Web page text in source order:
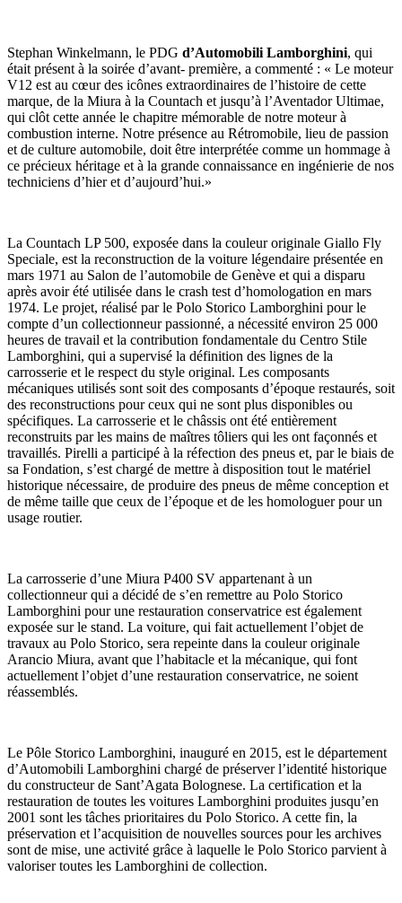
Stephan Winkelmann, le PDG d’Automobili Lamborghini, qui
était présent à la soirée d’avant- première, a commenté : « Le moteur
V12 est au cœur des icônes extraordinaires de l’histoire de cette
marque, de la Miura à la Countach et jusqu’à l’Aventador Ultimae,
qui clôt cette année le chapitre mémorable de notre moteur à
combustion interne. Notre présence au Rétromobile, lieu de passion
et de culture automobile, doit être interprétée comme un hommage à
ce précieux héritage et à la grande connaissance en ingénierie de nos
techniciens d’hier et d’aujourd’hui.»
La Countach LP 500, exposée dans la couleur originale Giallo Fly
Speciale, est la reconstruction de la voiture légendaire présentée en
mars 1971 au Salon de l’automobile de Genève et qui a disparu
après avoir été utilisée dans le crash test d’homologation en mars
1974. Le projet, réalisé par le Polo Storico Lamborghini pour le
compte d’un collectionneur passionné, a nécessité environ 25 000
heures de travail et la contribution fondamentale du Centro Stile
Lamborghini, qui a supervisé la définition des lignes de la
carrosserie et le respect du style original. Les composants
mécaniques utilisés sont soit des composants d’époque restaurés, soit
des reconstructions pour ceux qui ne sont plus disponibles ou
spécifiques. La carrosserie et le châssis ont été entièrement
reconstruits par les mains de maîtres tôliers qui les ont façonnés et
travaillés. Pirelli a participé à la réfection des pneus et, par le biais de
sa Fondation, s’est chargé de mettre à disposition tout le matériel
historique nécessaire, de produire des pneus de même conception et
de même taille que ceux de l’époque et de les homologuer pour un
usage routier.
La carrosserie d’une Miura P400 SV appartenant à un
collectionneur qui a décidé de s’en remettre au Polo Storico
Lamborghini pour une restauration conservatrice est également
exposée sur le stand. La voiture, qui fait actuellement l’objet de
travaux au Polo Storico, sera repeinte dans la couleur originale
Arancio Miura, avant que l’habitacle et la mécanique, qui font
actuellement l’objet d’une restauration conservatrice, ne soient
réassemblés.
Le Pôle Storico Lamborghini, inauguré en 2015, est le département
d’Automobili Lamborghini chargé de préserver l’identité historique
du constructeur de Sant’Agata Bolognese. La certification et la
restauration de toutes les voitures Lamborghini produites jusqu’en
2001 sont les tâches prioritaires du Polo Storico. A cette fin, la
préservation et l’acquisition de nouvelles sources pour les archives
sont de mise, une activité grâce à laquelle le Polo Storico parvient à
valoriser toutes les Lamborghini de collection.